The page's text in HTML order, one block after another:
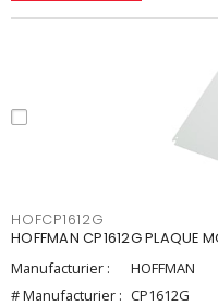
HOFCP1612G
HOFFMAN CP1612G PLAQUE
Manufacturier :
HOFFMAN
# Manufacturier : CP1612G